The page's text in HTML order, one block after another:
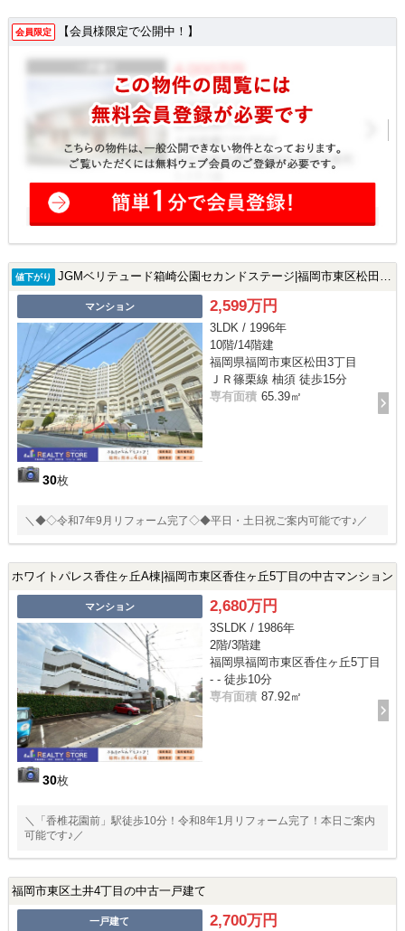
会員限定 【会員様限定で公開中！】
値下がり JGMベリテュード箱崎公園セカンドステージ|福岡市東区松田3丁目の中古マンション
マンション
30枚
2,599万円
3LDK / 1996年
10階/14階建
福岡県福岡市東区松田3丁目
ＪＲ篠栗線 柚須 徒歩15分
専有面積 65.39㎡
＼◆◇令和7年9月リフォーム完了◇◆平日・土日祝ご案内可能です♪／
ホワイトパレス香住ヶ丘A棟|福岡市東区香住ヶ丘5丁目の中古マンション
マンション
30枚
2,680万円
3SLDK / 1986年
2階/3階建
福岡県福岡市東区香住ヶ丘5丁目
- - 徒歩10分
専有面積 87.92㎡
＼「香椎花園前」駅徒歩10分！令和8年1月リフォーム完了！本日ご案内
可能です♪／
福岡市東区土井4丁目の中古一戸建て
一戸建て 2,700万円